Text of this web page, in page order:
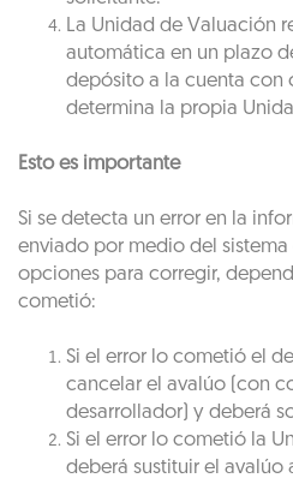
La Unidad de Valuación
automática en un plazo
depósito a la cuenta con
determina la propia
Esto es importante
Si se detecta un error en la
enviado por medio del
opciones para corregir,
cometió:
Si el error lo cometió el
cancelar el avalúo (con
desarrollador) y deberá
Si el error lo cometió la
deberá sustituir el avalúo